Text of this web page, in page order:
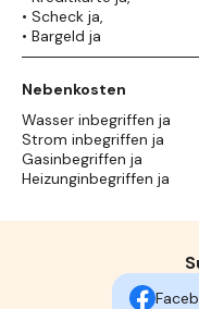
• Scheck ja,
• Bargeld ja
Nebenkosten
Wasser inbegriffen ja
Strom inbegriffen ja
Gasinbegriffen ja
Heizunginbegriffen ja